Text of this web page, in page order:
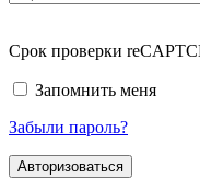
Срок проверки
Запомнить меня
Забыли пароль?